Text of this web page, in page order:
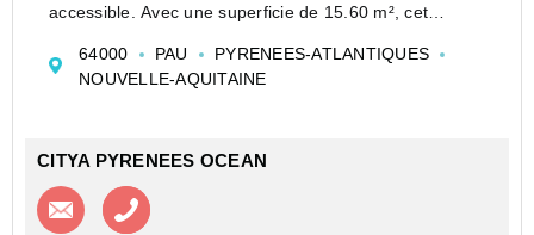
accessible. Avec une superficie de 15.60 m², cet
un étudiant à la recherche d'un pied-à-terre
confortable.
64000 PAU
PYRENEES-ATLANTIQUES
NOUVELLE-AQUITAINE
CITYA PYRENEES OCEAN
Contacter l'agence